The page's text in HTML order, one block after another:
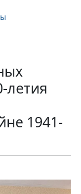
летия
1941-